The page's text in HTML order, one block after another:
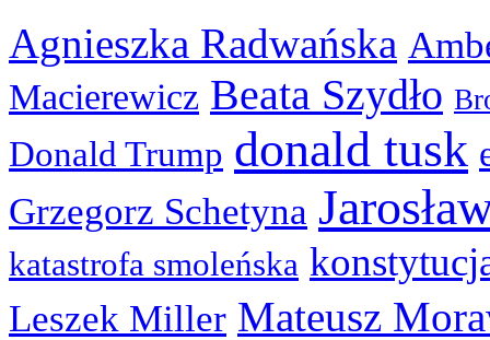
Agnieszka Radwańska
Macierewicz Beata Szydło
Donald Trump donald tusk
Grzegorz Schetyna
katastrofa smoleńska
Leszek Miller Mateusz